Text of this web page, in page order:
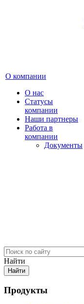
О компании
О нас
Cтатусы
компании
Наши партнеры
Работа в
компании
Документы
Найти
Продукты